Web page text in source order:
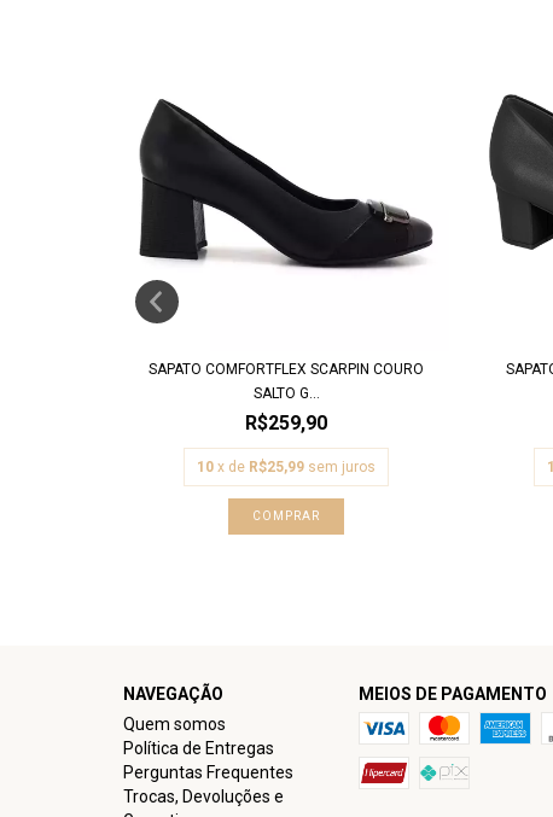
SAPATO COMFORTFLEX SCARPIN COURO
SALTO G...
R$259,90
10 x de R$25,99 sem juros
COMPRAR
NAVEGAÇÃO
Quem somos
Política de Entregas
Perguntas Frequentes
Trocas, Devoluções e
MEIOS DE PAGAMENTO